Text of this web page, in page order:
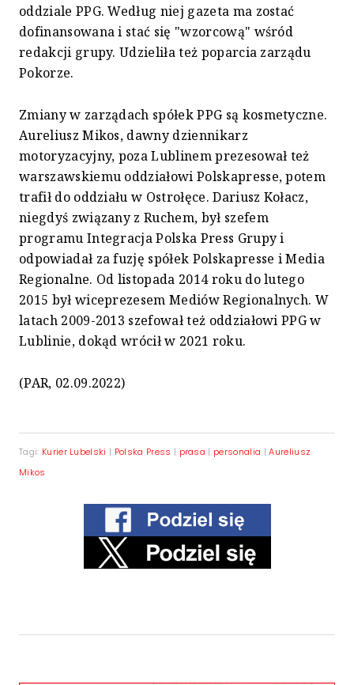
oddziale PPG. Według niej gazeta ma zostać
dofinansowana i stać się "wzorcową" wśród
redakcji grupy. Udzieliła też poparcia zarządu
Pokorze.
Zmiany w zarządach spółek PPG są kosmetyczne.
Aureliusz Mikos, dawny dziennikarz
motoryzacyjny, poza Lublinem prezesował też
warszawskiemu oddziałowi Polskapresse, potem
trafił do oddziału w Ostrołęce. Dariusz Kołacz,
niegdyś związany z Ruchem, był szefem
programu Integracja Polska Press Grupy i
odpowiadał za fuzję spółek Polskapresse i Media
Regionalne. Od listopada 2014 roku do lutego
2015 był wiceprezesem Mediów Regionalnych. W
latach 2009-2013 szefował też oddziałowi PPG w
Lublinie, dokąd wrócił w 2021 roku.
(PAR, 02.09.2022)
Tagi: Kurier Lubelski | Polska Press | prasa | personalia |Aureliusz
Mikos